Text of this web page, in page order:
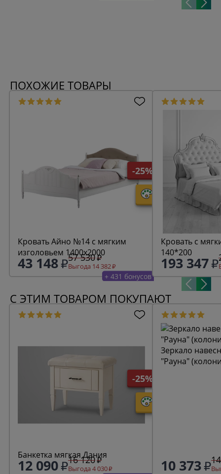
ПОХОЖИЕ ТОВАРЫ
-25%
Кровать Айно №14 с мягким
изголовьем 1400х2000
43 148 57 530
Выгода 14 382
+ 431 бонусов
Кровать с
140*200
193 347
С ЭТИМ ТОВАРОМ ПОКУПАЮТ
-25%
Банкетка мягкая Дания
12 090 16 120
Выгода 4 030
Зеркало
"Рауна"
10 373